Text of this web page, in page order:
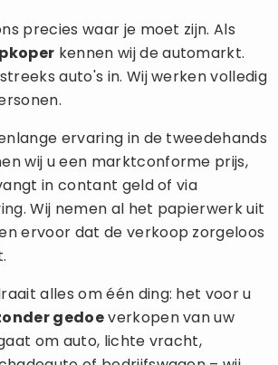
precies waar je moet zijn. Als
kennen wij de automarkt.
auto's in. Wij werken volledig
ervaring in de tweedehands
wij u een marktconforme prijs,
in contant geld of via
Wij nemen al het papierwerk uit
ervoor dat de verkoop zorgeloos
alles om één ding: het voor u
gedoeverkopen van uw
om auto, lichte vracht,